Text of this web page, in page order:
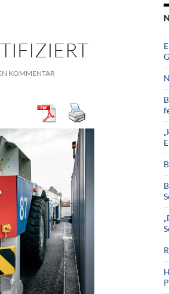
KOMMENTAR